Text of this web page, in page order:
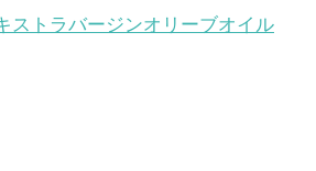
ストラバージンオリーブオイル